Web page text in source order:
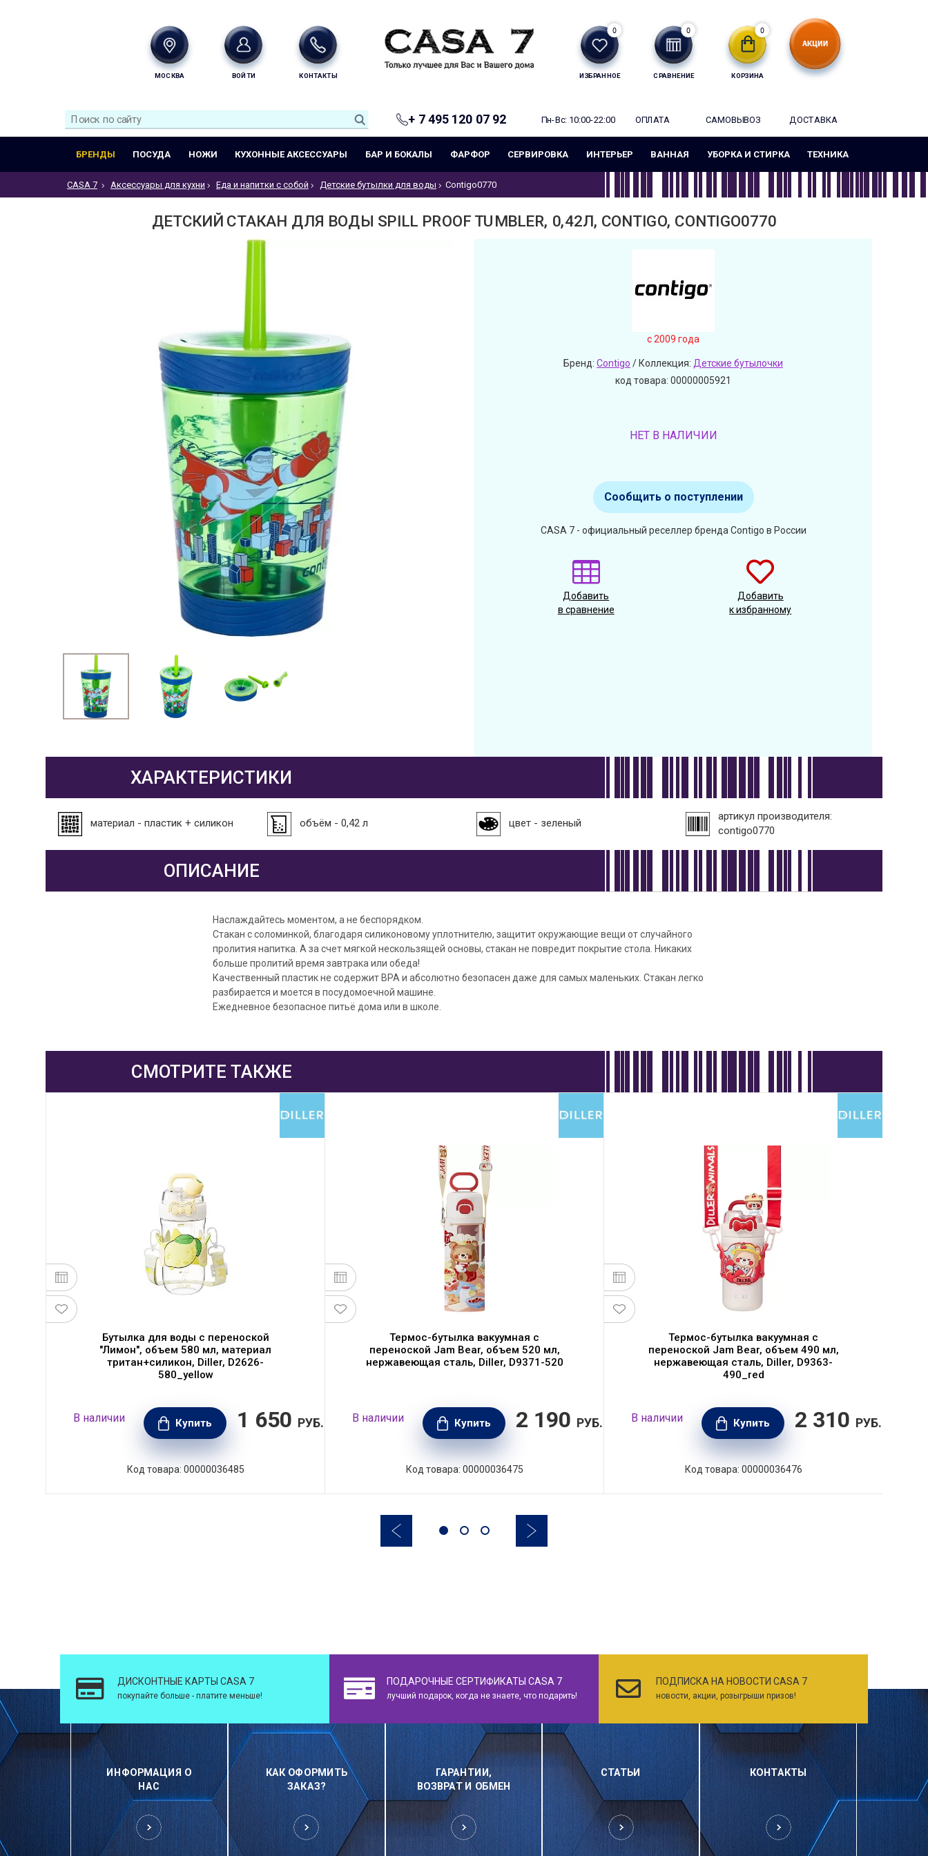
МОСКВА ВОЙТИ КОНТАКТЫ ИЗБРАННОЕ
0
СРАВНЕНИЕ
0
КОРЗИНА
0
+ 7 495 120 07 92 Пн-Вс: 10:00-22:00 ОПЛАТА САМОВЫВОЗ ДОСТАВКА
БРЕНДЫ ПОСУДА НОЖИ КУХОННЫЕ АКСЕССУАРЫ БАР И БОКАЛЫ ФАРФОР СЕРВИРОВКА ИНТЕРЬЕР ВАННАЯ УБОРКА И СТИРКА ТЕХНИКА
CASA 7 Аксессуары для кухни Еда и напитки с собой Детские бутылки для воды Contigo0770
ДЕТСКИЙ СТАКАН ДЛЯ ВОДЫ SPILL PROOF TUMBLER, 0,42Л, CONTIGO, CONTIGO0770
c 2009 года
Бренд: Contigo / Коллекция: Детские бутылочки
код товара: 00000005921
НЕТ В НАЛИЧИИ
Сообщить о поступлении
CASA 7 - официальный реселлер бренда Contigo в России
Добавить
в сравнение
Добавить
к избранному
ХАРАКТЕРИСТИКИ
материал - пластик + силикон объём - 0,42 л цвет - зеленый
артикул производителя:
contigo0770
ОПИСАНИЕ
Наслаждайтесь моментом, а не беспорядком.
Стакан с соломинкой, благодаря силиконовому уплотнителю, защитит окружающие вещи от случайного
пролития напитка. А за счет мягкой нескользящей основы, стакан не повредит покрытие стола. Никаких
больше пролитий время завтрака или обеда!
Качественный пластик не содержит BPA и абсолютно безопасен даже для самых маленьких. Стакан легко
разбирается и моется в посудомоечной машине.
Ежедневное безопасное питьё дома или в школе.
СМОТРИТЕ ТАКЖЕ
Бутылка для воды c переноской
"Лимон", объем 580 мл, материал
тритан+силикон, Diller, D2626-
580_yellow
В наличии Купить 1 650 РУБ.
Код товара: 00000036485
Термос-бутылка вакуумная с
переноской Jam Bear, объем 520 мл,
нержавеющая сталь, Diller, D9371-520
В наличии Купить 2 190 РУБ.
Код товара: 00000036475
Термос-бутылка вакуумная с
переноской Jam Bear, объем 490 мл,
нержавеющая сталь, Diller, D9363-
490_red
В наличии Купить 2 310 РУБ.
Код товара: 00000036476
ДИСКОНТНЫЕ КАРТЫ CASA 7
покупайте больше - платите меньше!
ПОДАРОЧНЫЕ СЕРТИФИКАТЫ CASA 7
лучший подарок, когда не знаете, что подарить!
ПОДПИСКА НА НОВОСТИ CASA 7
новости, акции, розыгрыши призов!
ИНФОРМАЦИЯ О
НАС
КАК ОФОРМИТЬ
ЗАКАЗ?
ГАРАНТИИ,
ВОЗВРАТ И ОБМЕН
СТАТЬИ КОНТАКТЫ